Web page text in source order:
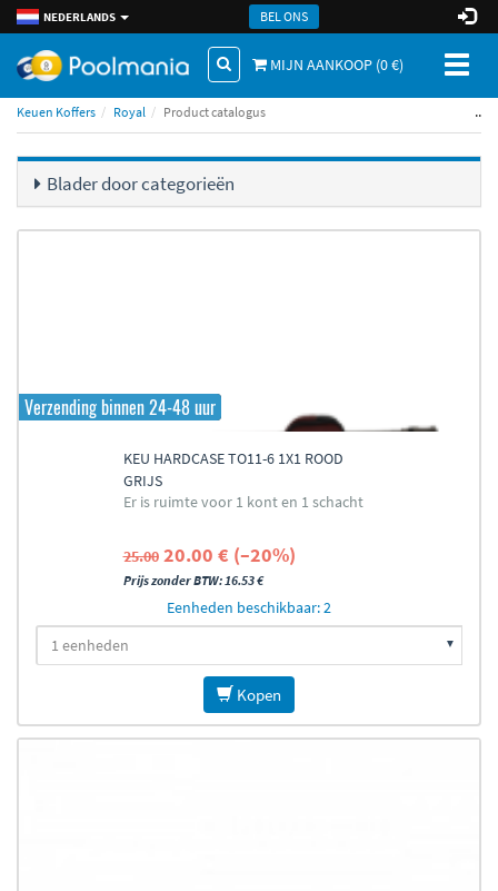
NEDERLANDS BEL ONS
MIJN AANKOOP (0€)
Keuen Koffers Royal Product catalogus ..
Blader door categorieën
Verzending binnen 24-48 uur
KEU HARDCASE TO11-6 1X1 ROOD
GRIJS
Er is ruimte voor 1 kont en 1 schacht
25.00 20.00 € (–20%)
Prijs zonder BTW: 16.53 €
Eenheden beschikbaar: 2
Kopen